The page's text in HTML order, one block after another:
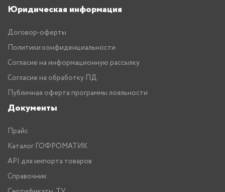
Юридическая информация
Договор-оферты
Политики конфиденциальности
Согласие на информационную рассылку
Согласие на обработку ПД
Публичная оферта программы лояльности
Документы
Прайс
Каталог ГОФРОМАТИК
API для импорта товаров
Справочник